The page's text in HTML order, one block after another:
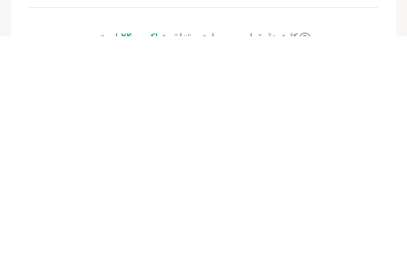
کلیه حقوق این وب‌سایت متعلق به اکسین‌24
است.